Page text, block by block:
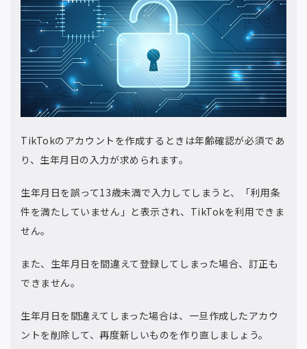
TikTokのアカウントを作成するときは年齢確認が必須であ
り、生年月日の入力が求められます。
生年月日を誤って13歳未満で入力してしまうと、「利用条
件を満たしていません」と表示され、TikTokを利用できま
せん。
また、生年月日を間違えて登録してしまった場合、訂正も
できません。
生年月日を間違えてしまった場合は、一旦作成したアカウ
ントを削除して、再度新しいものを作り直しましょう。